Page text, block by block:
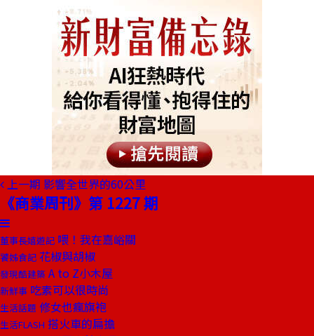
上一期 影響全世界的60公里
《商業周刊》第 1227 期
董事長嬉遊記 喂！我在嘉峪關
饕姊食記 花椒與胡椒
發現酷建築 A to Z小木屋
新鮮事 吃素可以很時尚
生活話題 修女也瘋旗袍
生活FLASH 搭火車的扁擔